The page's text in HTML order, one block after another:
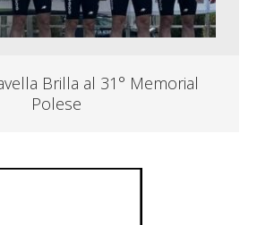
Brilla al 31° Memorial
Polese